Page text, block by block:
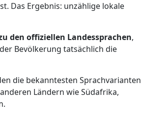
Das Ergebnis: unzählige lokale
den offiziellen Landessprachen,
Bevölkerung tatsächlich die
die bekanntesten Sprachvarianten
Ländern wie Südafrika,